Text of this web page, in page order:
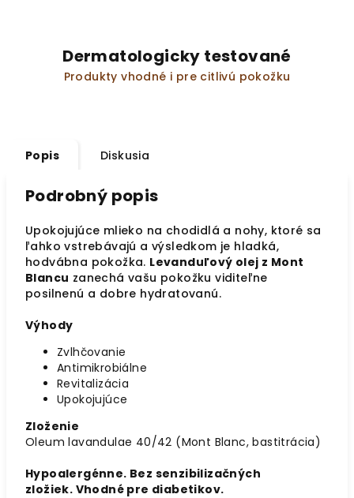
Dermatologicky testované
Produkty vhodné i pre citlivú pokožku
Popis Diskusia
Podrobný popis
Upokojujúce mlieko na chodidlá a nohy, ktoré sa
ľahko vstrebávajú a výsledkom je hladká,
hodvábna pokožka. Levanduľový olej z Mont
Blancu zanechá vašu pokožku viditeľne
posilnenú a dobre hydratovanú.
Výhody
Zvlhčovanie
Antimikrobiálne
Revitalizácia
Upokojujúce
Zloženie
Oleum lavandulae 40/42 (Mont Blanc, bastitrácia)
Hypoalergénne. Bez senzibilizačných
zložiek. Vhodné pre diabetikov.